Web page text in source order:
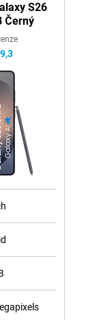
S26
Černý
9,3